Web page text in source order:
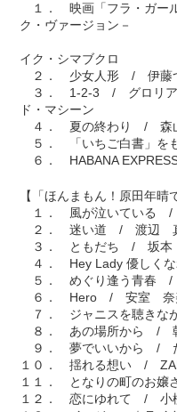
１． 映画「フラ・ガー
ク・ヴァージョン－
/
イク・シマブクロ
２． 少女人形 / 伊藤
３． 1-2-3 / グロリア・
ド・マシーン
４． 夏の終わり / 森
５． 「いちご白書」を
６． HABANA
【「ほんまもん！原田年晴
１． 風が泣いている /
２． 迷い道 / 渡辺
３． ともだち / 坂
４． Hey Lady 優しく
５． めぐり逢う青春
６． Hero / 安室 奈
７． ジャニスを聴き
８． あの場所から /
９． 夢でいいから /
１０． 揺れる想い /
１１． となりの町のお
１２． 恋にゆれて / 小